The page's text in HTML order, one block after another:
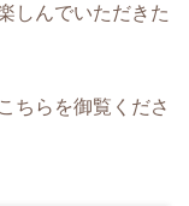
しんでいただきた
ちらを御覧くださ